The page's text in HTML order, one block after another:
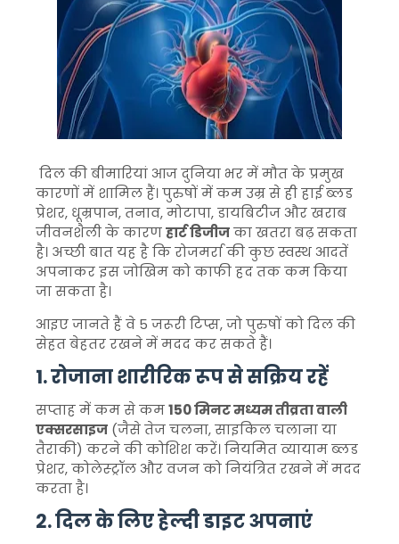
दिल की बीमारियां आज दुनिया भर में मौत के प्रमुख
कारणों में शामिल हैं। पुरुषों में कम उम्र से ही हाई ब्लड
प्रेशर, धूम्रपान, तनाव, मोटापा, डायबिटीज और खराब
जीवनशैली के कारणहार्ट डिजीजका खतरा बढ़ सकता
है। अच्छी बात यह है कि रोजमर्रा की कुछ स्वस्थ आदतें
अपनाकर इस जोखिम को काफी हद तक कम किया
जा सकता है।
आइए जानते हैं वे 5 जरूरी टिप्स, जो पुरुषों को दिल की
सेहत बेहतर रखने में मदद कर सकते हैं।
1. रोजाना शारीरिक रूप से सक्रिय रहें
सप्ताह में कम से कम150 मिनट मध्यम तीव्रता वाली
एक्सरसाइज (जैसे तेज चलना, साइकिल चलाना या
तैराकी) करने की कोशिश करें। नियमित व्यायाम ब्लड
प्रेशर, कोलेस्ट्रॉल और वजन को नियंत्रित रखने में मदद
करता है।
2. दिल के लिए हेल्दी डाइट अपनाएं